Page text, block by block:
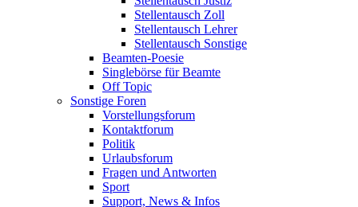
Stellentausch Zoll
Stellentausch Lehrer
Stellentausch Sonstige
Beamten-Poesie
Singlebörse für Beamte
Off Topic
Sonstige Foren
Vorstellungsforum
Kontaktforum
Politik
Urlaubsforum
Fragen und Antworten
Sport
Support, News & Infos